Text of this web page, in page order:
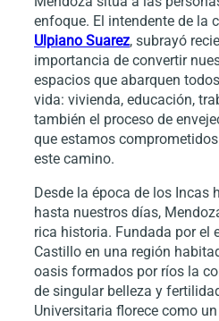
enfoque. El intendente de la
Ulpiano Suarez, subrayó
importancia de convertir
espacios que abarquen
vida: vivienda, educación,
también el proceso de
que estamos
este camino.
Desde la época de los Incas
hasta nuestros días,
rica historia. Fundada por el
Castillo en una región
oasis formados por ríos la
de singular belleza y
Universitaria florece como